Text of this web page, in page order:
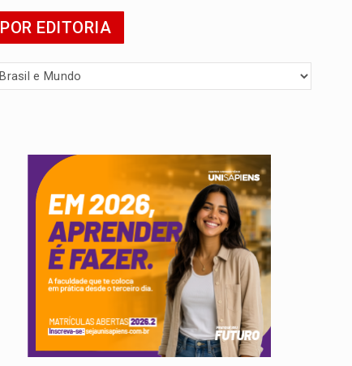
POR EDITORIA